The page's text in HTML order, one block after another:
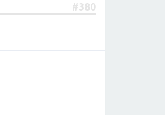
#380